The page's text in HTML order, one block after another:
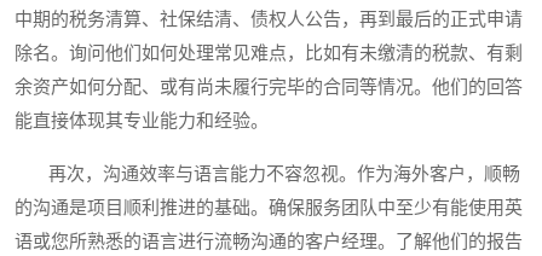
中期的税务清算、社保结清、债权人公告，再到最后的正式申请
除名。询问他们如何处理常见难点，比如有未缴清的税款、有剩
余资产如何分配、或有尚未履行完毕的合同等情况。他们的回答
能直接体现其专业能力和经验。
再次，沟通效率与语言能力不容忽视。作为海外客户，顺畅
的沟通是项目顺利推进的基础。确保服务团队中至少有能使用英
语或您所熟悉的语言进行流畅沟通的客户经理。了解他们的报告